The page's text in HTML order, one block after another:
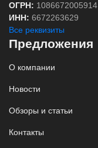
ОГРН: 1086672005914
ИНН: 6672263629
Все реквизиты
Предложения
О компании
Новости
Обзоры и статьи
Контакты